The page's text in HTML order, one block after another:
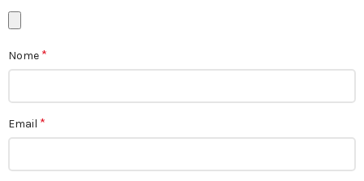
Nome *
Email *